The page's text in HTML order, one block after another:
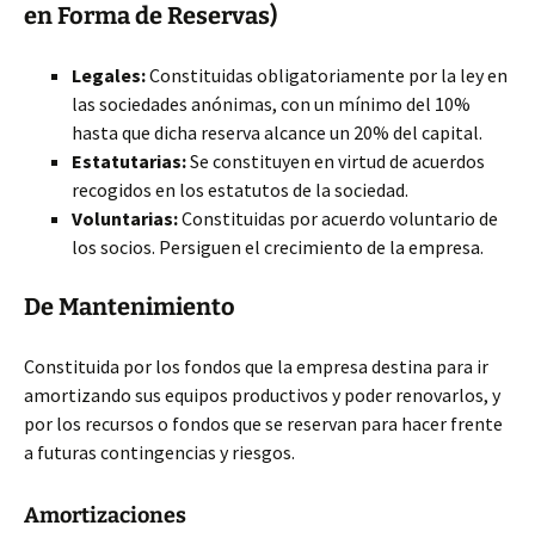
en Forma de Reservas)
Legales:Constituidas obligatoriamente por la leyen
las sociedades anónimas, con un mínimo del 10%
hasta que dicha reserva alcance un 20% del capital.
Estatutarias:Se constituyen en virtud de acuerdos
recogidos en los estatutos de la sociedad.
Voluntarias:Constituidas por acuerdo voluntario de
los socios. Persiguen el crecimiento de la empresa.
De Mantenimiento
Constituida por los fondos que la empresa destina para ir
amortizando sus equipos productivos y poder renovarlos, y
por los recursos o fondos que se reservan para hacer frente
a futuras contingencias y riesgos.
Amortizaciones